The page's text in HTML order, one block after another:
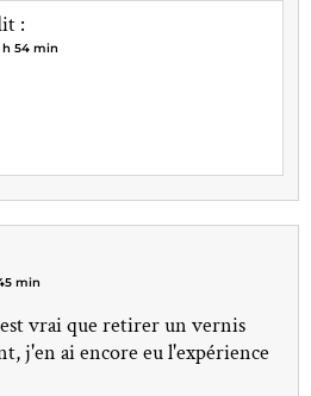
:
h 54 min
min
vrai que retirer un vernis
j'en ai encore eu l'expérience